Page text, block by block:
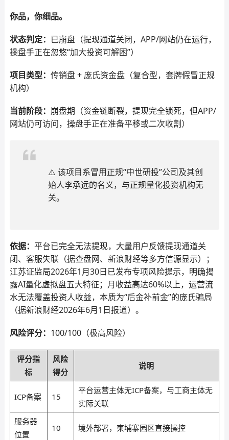
你品，你细品。
状态判定： 已崩盘（提现通道关闭，APP/网站仍在运行，
操盘手正在忽悠“加大投资可解困”）
项目类型： 传销盘 + 庞氏资金盘（复合型，套牌假冒正规
机构）
当前阶段： 崩盘期（资金链断裂，提现完全锁死，但APP/
网站仍可访问，操盘手正在准备平移或二次收割）
⚠️ 该项目系冒用正规“中世研投”公司及其创
始人李承远的名义，与正规量化投资机构无
关。
依据： 平台已完全无法提现，大量用户反馈提现通道关
闭、客服失联（据查盘网、新浪财经等多方信源显示）；
江苏证监局2026年1月30日已发布专项风险提示，明确揭
露AI量化虚拟盘五大特征；月收益高达60%以上，运营流
水无法覆盖投资人收益，本质为“后金补前金”的庞氏骗局
（据新浪财经2026年6月1日报道）。
风险评分： 100/100（极高风险）
评分指
标
风险
得分
说明
ICP备案 15
平台运营主体无ICP备案，与工商主体无
实际关联
服务器
位置
10 境外部署，柬埔寨园区直接操控